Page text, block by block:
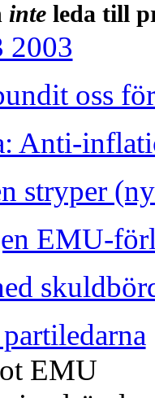
inteleda till
2003
oss
Anti-
stryper
EMU-
EMU